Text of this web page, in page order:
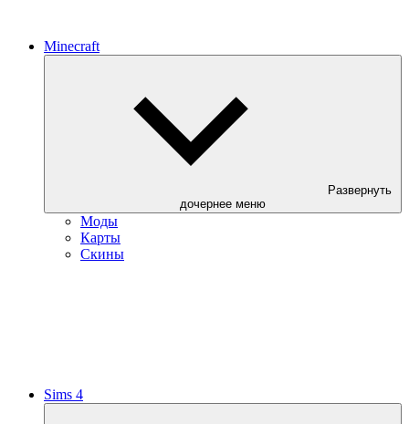
Minecraft
Развернуть
дочернее меню
Моды
Карты
Скины
Sims 4